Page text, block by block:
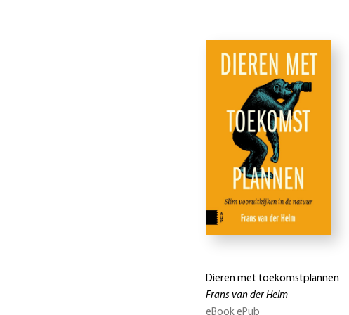
Dieren met toekomstplannen
Frans van der Helm
eBook ePub